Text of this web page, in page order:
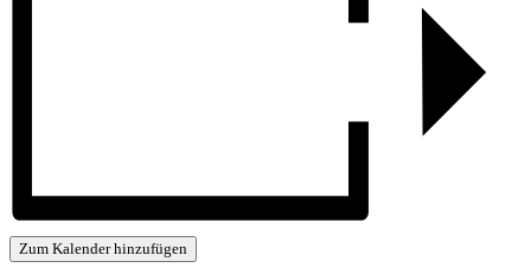
Zum Kalender hinzufügen